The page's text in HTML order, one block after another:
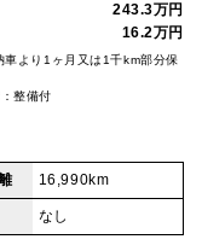
243.3万円
16.2万円
車より1ヶ月又は1千km部分保
整備付
16,990km
なし